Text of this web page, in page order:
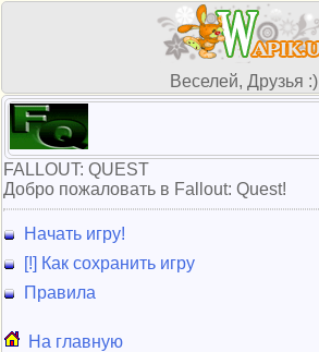
Веселей, Друзья :)
FALLOUT: QUEST
Добро пожаловать в Fallout: Quest!
Начать игру!
[!] Как сохранить игру
Правила
На главную